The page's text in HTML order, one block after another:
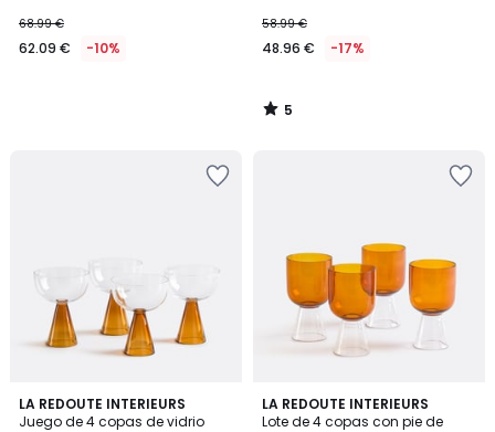
68.99 €
62.09 € -10%
58.99 €
48.96 € -17%
5
/
LA REDOUTE INTERIEURS
Juego de 4 copas de vidrio
5
/
2
Colores
LA REDOUTE INTERIEURS
Lote de 4 copas con pie de
2
Colores